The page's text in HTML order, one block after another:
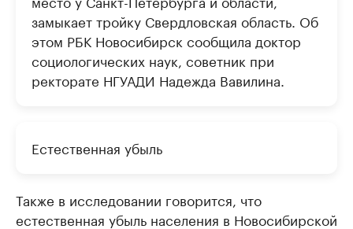
замыкает тройку Свердловская область. Об
этом РБК Новосибирск сообщила доктор
социологических наук, советник при
ректорате НГУАДИ Надежда Вавилина.
Естественная убыль
Также в исследовании говорится, что
естественная убыль населения в Новосибирской